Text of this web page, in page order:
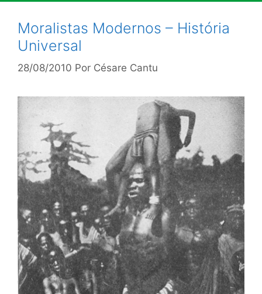
Moralistas Modernos – História
Universal
28/08/2010 Por Césare Cantu